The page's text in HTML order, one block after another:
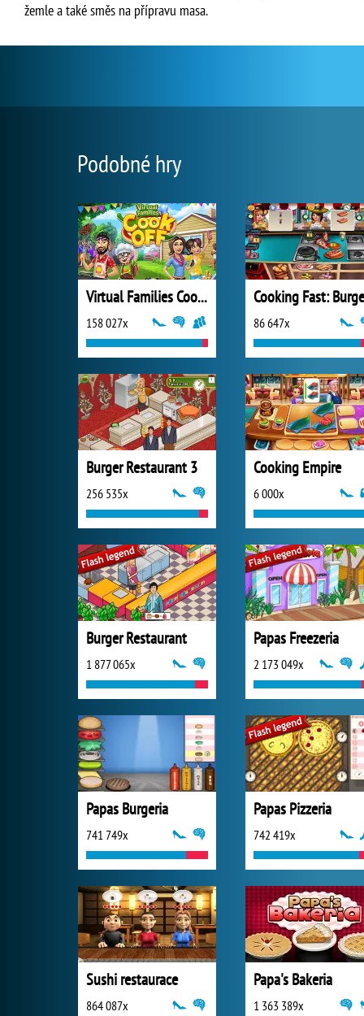
žemle a také směs na přípravu masa.
Podobné hry
Virtual Families Cook Off
158 027x 86 647x
Burger Restaurant 3
256 535x
Cooking Empire
6 000x
Burger Restaurant
1 877 065x
Papas Freezeria
2 173 049x
Papas Burgeria
741 749x
Papas Pizzeria
742 419x
Sushi restaurace
864 087x
Papa's Bakeria
1 363 389x